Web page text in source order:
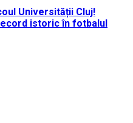
Universității Cluj!
istoric în fotbalul